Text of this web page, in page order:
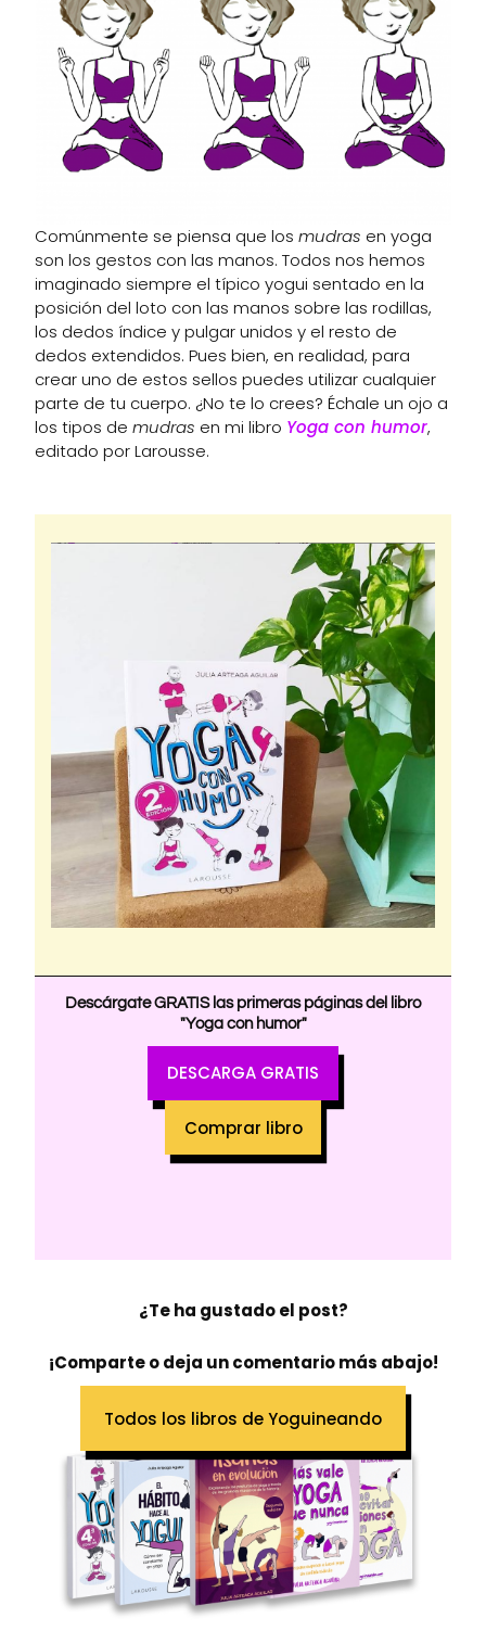
Comúnmente se piensa que losmudras en yoga
son los gestos con las manos. Todos nos hemos
imaginado siempre el típico yogui sentado en la
posición del loto con las manos sobre las rodillas,
los dedos índice y pulgar unidos y el resto de
dedos extendidos. Pues bien, en realidad, para
crear uno de estos sellos puedes utilizar cualquier
parte de tu cuerpo. ¿No te lo crees? Échale un ojo a
los tipos demudras en mi libro Yoga con humor,
editado por Larousse.
Descárgate GRATIS las primeras páginas del libro
"Yoga con humor"
DESCARGA GRATIS
Comprar libro
¿Te ha gustado el post?
¡Comparte o deja un comentario más abajo!
Todos los libros de Yoguineando